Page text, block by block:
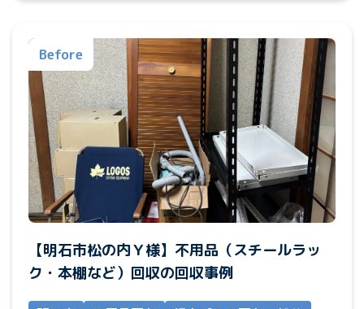
Before
【明石市松の内Ｙ様】不用品（スチールラッ
ク・本棚など）回収の回収事例